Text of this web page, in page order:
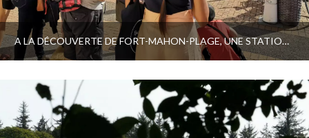
A LA DÉCOUVERTE DE FORT-MAHON-PLAGE, UNE STATION BALNÉAIRE CENTENAIRE